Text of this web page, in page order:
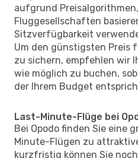
aufgrund
Fluggesellschaften
Sitzverfügbarkeit
Um den günstigsten Preis
zu sichern, empfehlen wir
wie möglich zu buchen,
der Ihrem Budget
Last-Minute-Flüge bei
Bei Opodo finden Sie eine
Minute-Flügen zu
kurzfristig können Sie